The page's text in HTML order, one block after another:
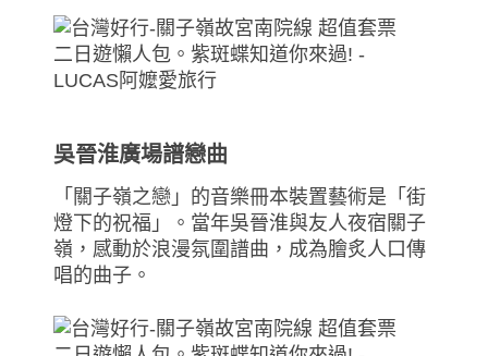
吳晉淮廣場譜戀曲
「關子嶺之戀」的音樂冊本裝置藝術是「街
燈下的祝福」。當年吳晉淮與友人夜宿關子
嶺，感動於浪漫氛圍譜曲，成為膾炙人口傳
唱的曲子。